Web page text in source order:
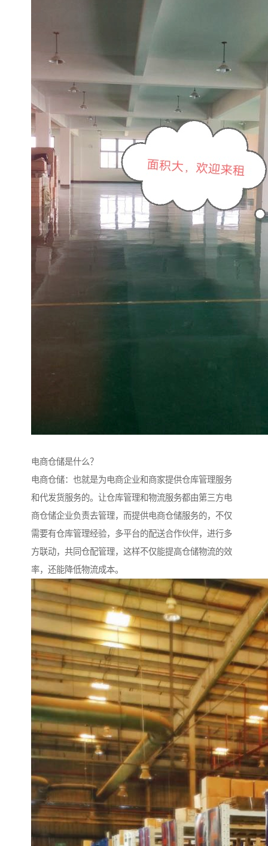
电商仓储是什么？
电商仓储：也就是为电商企业和商家提供仓库管理服务
和代发货服务的。让仓库管理和物流服务都由第三方电
商仓储企业负责去管理，而提供电商仓储服务的，不仅
需要有仓库管理经验，多平台的配送合作伙伴，进行多
方联动，共同仓配管理，这样不仅能提高仓储物流的效
率，还能降低物流成本。